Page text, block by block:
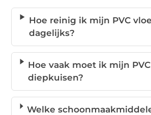
Hoe reinig ik mijn PVC
dagelijks?
Hoe vaak moet ik mijn
diepkuisen?
Welke